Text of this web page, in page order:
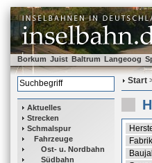
Borkum Juist Baltrum Langeoog
Aktuelles
Strecken
Schmalspur
Fahrzeuge
Ost- u. Nordbahn
Südbahn
Start